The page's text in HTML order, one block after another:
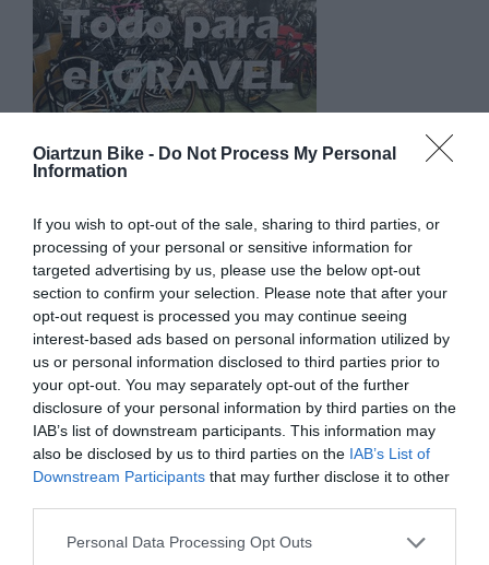
Oiartzun Bike - Do Not Process My Personal
Information
If you wish to opt-out of the sale, sharing to third parties, or
processing of your personal or sensitive information for
targeted advertising by us, please use the below opt-out
section to confirm your selection. Please note that after your
opt-out request is processed you may continue seeing
interest-based ads based on personal information utilized by
us or personal information disclosed to third parties prior to
your opt-out. You may separately opt-out of the further
disclosure of your personal information by third parties on the
IAB’s list of downstream participants. This information may
also be disclosed by us to third parties on the IAB’s List of
Downstream Participants that may further disclose it to other
Please note that this website/app uses one or more Google
Personal Data Processing Opt Outs
TODO PARA GRAVEL Y BIKEPACKING EN
El gravel y el bikepacking siguen creciendo año tras año.
Cada vez más ciclistas buscan bicicletas versátiles, rutas...
Leer Más